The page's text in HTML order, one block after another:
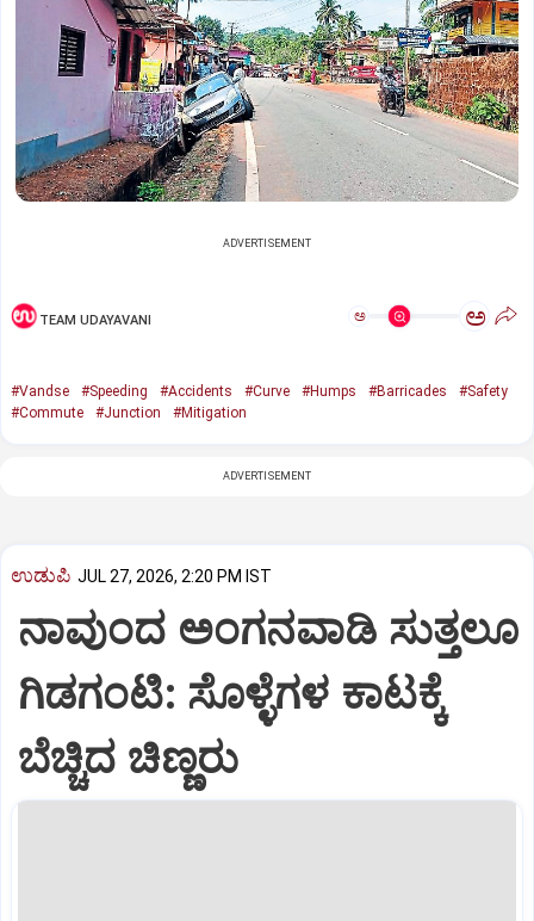
ADVERTISEMENT
TEAM UDAYAVANI ಅ ಅ
#Vandse #Speeding #Accidents #Curve #Humps #Barricades
#Safety
#Commute
#Junction #Mitigation
ADVERTISEMENT
ಉಡುಪಿ JUL 27, 2026, 2:20 PM IST
ನಾವುಂದ ಅಂಗನವಾಡಿ ಸುತ್ತಲೂ
ಗಿಡಗಂಟಿ: ಸೊಳ್ಳೆಗಳ ಕಾಟಕ್ಕೆ
ಬೆಚ್ಚಿದ ಚಿಣ್ಣರು